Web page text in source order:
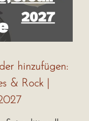
hinzufügen:
& Rock |